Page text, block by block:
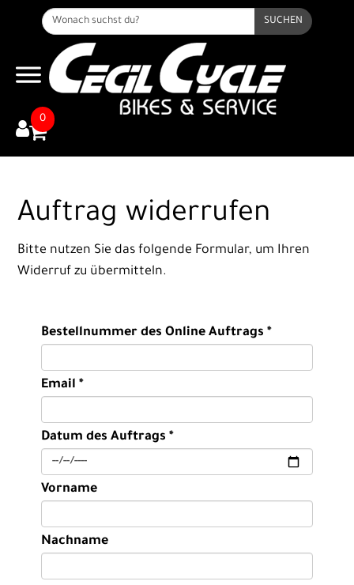
SUCHEN
0
Auftrag widerrufen
Bitte nutzen Sie das folgende Formular, um Ihren
Widerruf zu übermitteln.
Bestellnummer des Online Auftrags *
Email *
Datum des Auftrags *
Vorname
Nachname